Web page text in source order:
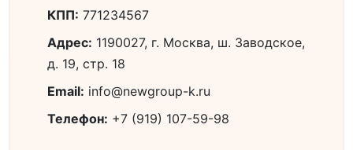
КПП: 771234567
Адрес: 1190027, г. Москва, ш. Заводское,
д. 19, стр. 18
Email: info@newgroup-k.ru
Телефон: +7 (919) 107-59-98